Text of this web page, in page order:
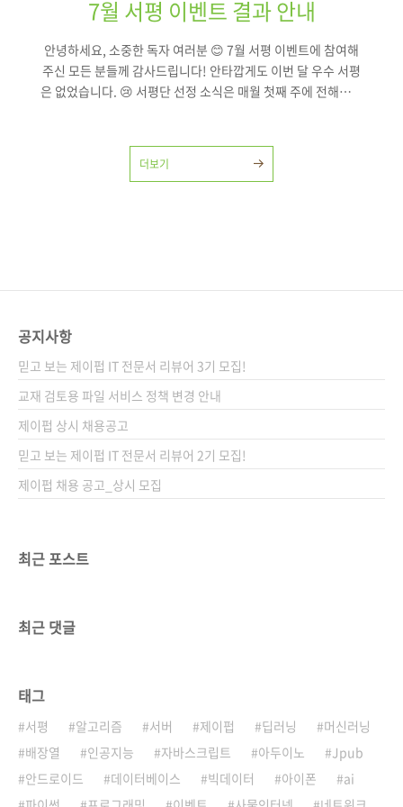
7월 서평 이벤트 결과 안내
안녕하세요, 소중한 독자 여러분 😊 7월 서평 이벤트에 참여해
주신 모든 분들께 감사드립니다! 안타깝게도 이번 달 우수 서평
은 없었습니다. 😢 서평단 선정 소식은 매월 첫째 주에 전해드리
께 감사드립니다. 제이펍 서평 이벤트 담당자 드림 🙇‍♂️🙇‍♀️
더보기
공지사항
믿고 보는 제이펍 IT 전문서 리뷰어 3기 모집!
교재 검토용 파일 서비스 정책 변경 안내
제이펍 상시 채용공고
믿고 보는 제이펍 IT 전문서 리뷰어 2기 모집!
제이펍 채용 공고_상시 모집
최근 포스트
최근 댓글
태그
서평 알고리즘 서버 제이펍 딥러닝
머신러닝
배장열
인공지능 자바스크립트 아두이노
Jpub
안드로이드
데이터베이스 빅데이터 아이폰
ai